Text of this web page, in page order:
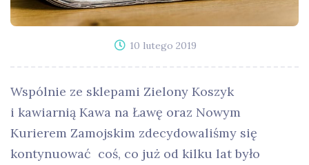
10 lutego 2019
Wspólnie ze sklepami Zielony Koszyk
i kawiarnią Kawa na Ławę oraz Nowym
Kurierem Zamojskim zdecydowaliśmy się
kontynuować coś, co już od kilku lat było